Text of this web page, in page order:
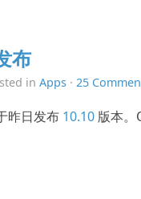
布
in Apps· 25
昨日发布 10.10版本。